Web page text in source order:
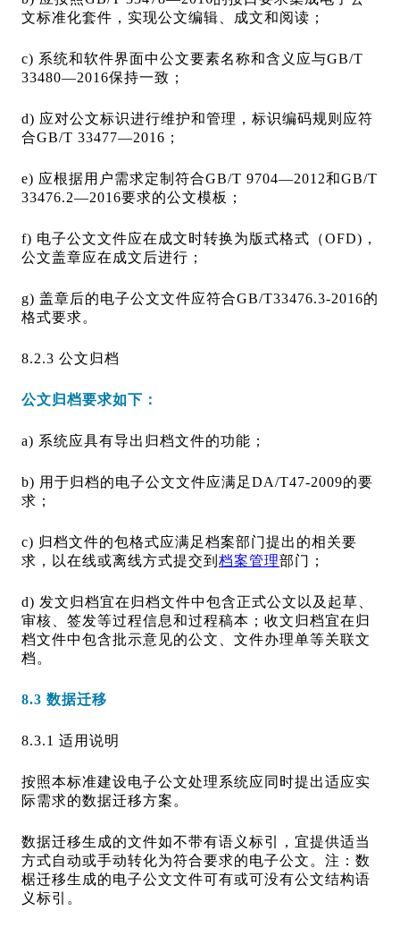
文标准化套件，实现公文编辑、成文和阅读；
c) 系统和软件界面中公文要素名称和含义应与GB/T
33480—2016保持一致；
d) 应对公文标识进行维护和管理，标识编码规则应符
合GB/T 33477—2016；
e) 应根据用户需求定制符合GB/T 9704—2012和GB/T
33476.2—2016要求的公文模板；
f) 电子公文文件应在成文时转换为版式格式（OFD)，
公文盖章应在成文后进行；
g) 盖章后的电子公文文件应符合GB/T33476.3-2016的
格式要求。
8.2.3 公文归档
公文归档要求如下：
a) 系统应具有导出归档文件的功能；
b) 用于归档的电子公文文件应满足DA/T47-2009的要
求；
c) 归档文件的包格式应满足档案部门提出的相关要
求，以在线或离线方式提交到 档案管理部门；
d) 发文归档宜在归档文件中包含正式公文以及起草、
审核、签发等过程信息和过程稿本；收文归档宜在归
档文件中包含批示意见的公文、文件办理单等关联文
档。
8.3 数据迁移
8.3.1 适用说明
按照本标准建设电子公文处理系统应同时提出适应实
际需求的数据迁移方案。
数据迁移生成的文件如不带有语义标引，宜提供适当
方式自动或手动转化为符合要求的电子公文。注：数
椐迁移生成的电子公文文件可有或可没有公文结构语
义标引。